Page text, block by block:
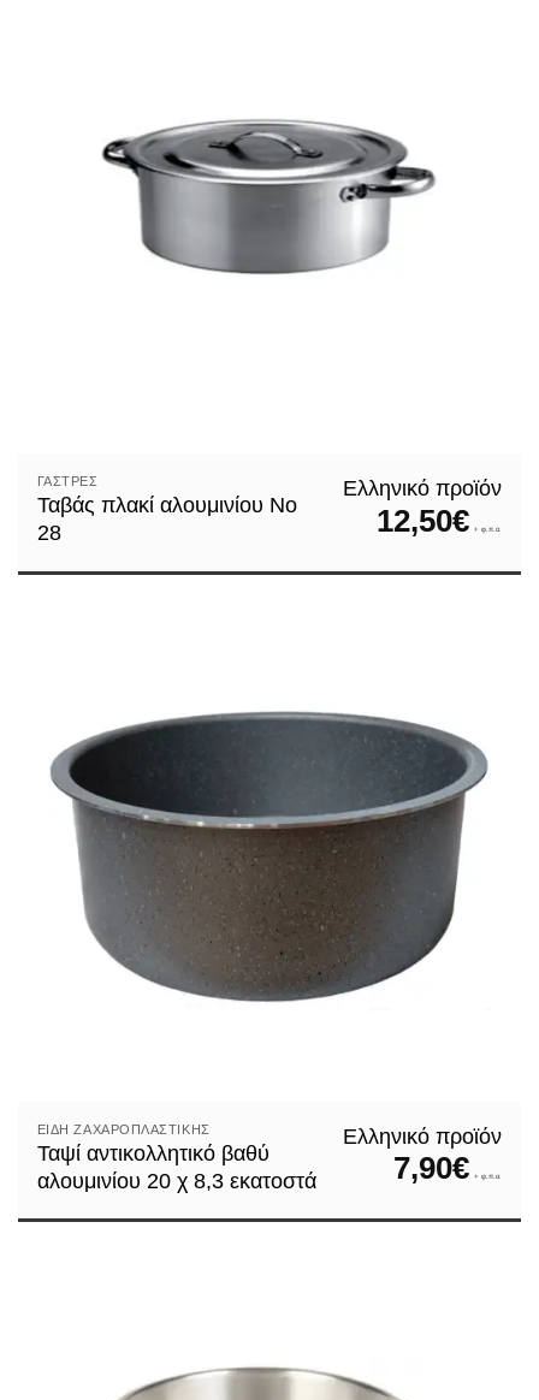
ΓΆΣΤΡΕΣ
Ταβάς πλακί αλουμινίου Nο
28
Ελληνικό προϊόν
12,50€ + φ.π.α.
ΕΊΔΗ ΖΑΧΑΡΟΠΛΑΣΤΙΚΉΣ
Ταψί αντικολλητικό βαθύ
αλουμινίου 20 χ 8,3 εκατοστά
Ελληνικό προϊόν
7,90€ + φ.π.α.